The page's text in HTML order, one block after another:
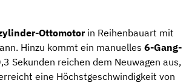
Ottomotorin Reihenbauart mit
Hinzu kommt ein manuelles 6-Gang-
Sekunden reichen dem Neuwagen aus,
eine Höchstgeschwindigkeit von